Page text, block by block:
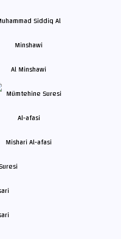
Al Minshawi
Mishari Al-afasi